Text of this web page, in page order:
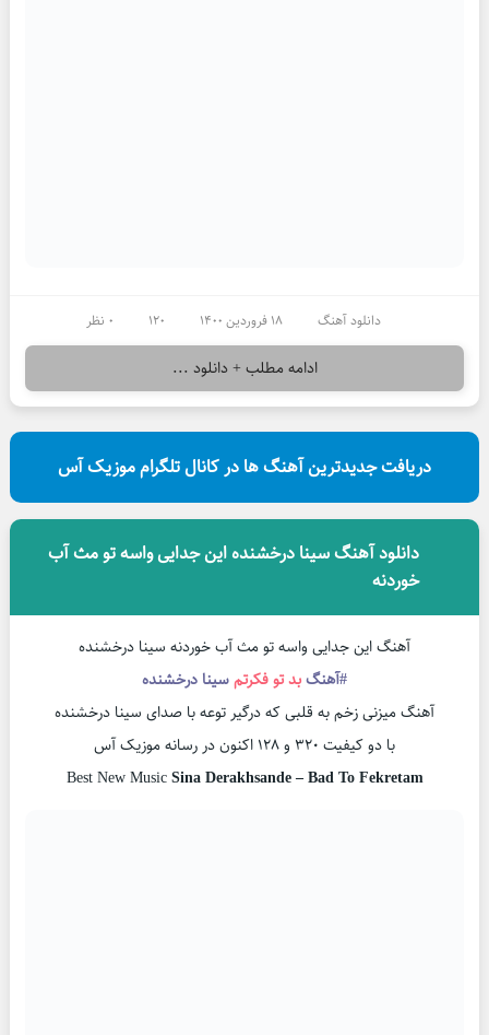
دانلود آهنگ 18 فروردین 1400 120 0 نظر
ادامه مطلب + دانلود ...
دریافت جدیدترین آهنگ ها در کانال تلگرام موزیک آس
دانلود آهنگ سینا درخشنده این جدایی واسه تو مث آب
خوردنه
آهنگ این جدایی واسه تو مث آب خوردنه سینا درخشنده
#آهنگبد تو فکرتمسینا درخشنده
آهنگ میزنی زخم به قلبی که درگیر توعه با صدای سینا درخشنده
با دو کیفیت ۳۲۰ و ۱۲۸ اکنون در رسانه موزیک آس
Best New MusicSina Derakhsande – Bad To Fekretam